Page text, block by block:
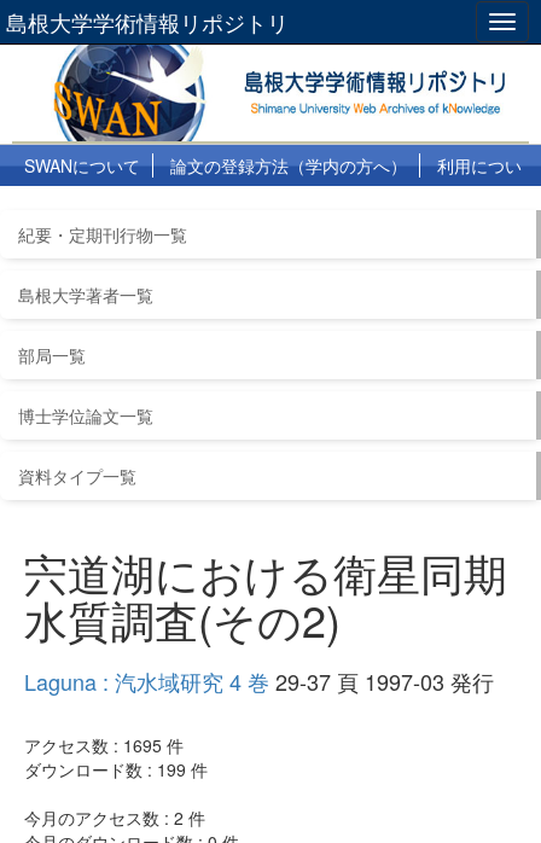
島根大学学術情報リポジトリ
SWANについて 論文の登録方法（学内の方へ）
利用につい
紀要・定期刊行物一覧
島根大学著者一覧
部局一覧
博士学位論文一覧
資料タイプ一覧
宍道湖における衛星同期
水質調査(その2)
Laguna : 汽水域研究 4 巻 29-37 頁 1997-03 発行
アクセス数 : 1695 件
ダウンロード数 : 199 件
今月のアクセス数 : 2 件